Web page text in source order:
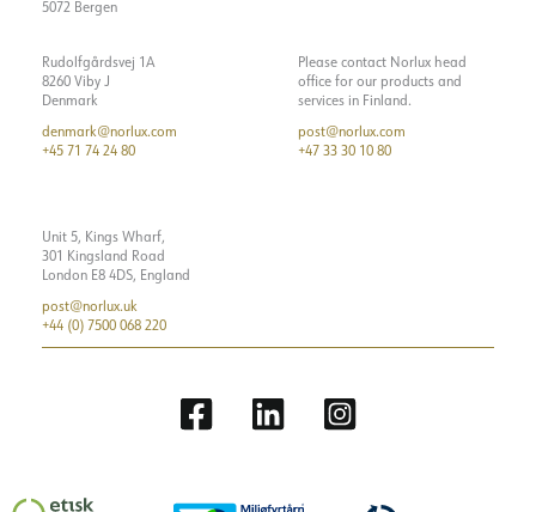
5072 Bergen
Rudolfgårdsvej 1A
8260 Viby J
Denmark
denmark@norlux.com
+45 71 74 24 80
Please contact Norlux head
office for our products and
services in Finland.
post@norlux.com
+47 33 30 10 80
Unit 5, Kings Wharf,
301 Kingsland Road
London E8 4DS, England
post@norlux.uk
+44 (0) 7500 068 220